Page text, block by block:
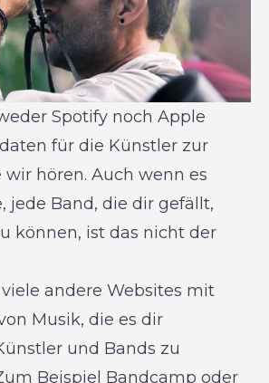
Spotify noch Apple
für die Künstler zur
hören. Auch wenn es
jede Band, die dir gefällt,
können, ist das nicht der
andere Websites mit
Musik, die es dir
und Bands zu
Beispiel Bandcamp oder